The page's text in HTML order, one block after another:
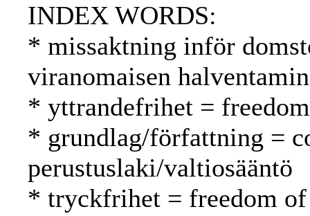
INDEX WORDS:
* missaktning inför
viranomaisen
* yttrandefrihet =
* grundlag/författning =
perustuslaki/valtiosääntö
* tryckfrihet = freedom of